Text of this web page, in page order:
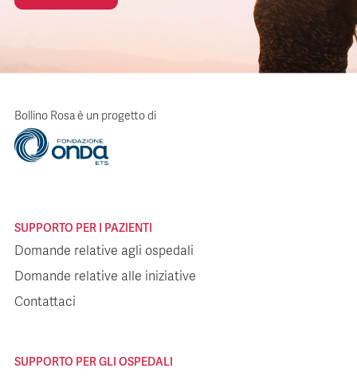
Bollino Rosa è un progetto di
SUPPORTO PER I PAZIENTI
Domande relative agli ospedali
Domande relative alle iniziative
Contattaci
SUPPORTO PER GLI OSPEDALI